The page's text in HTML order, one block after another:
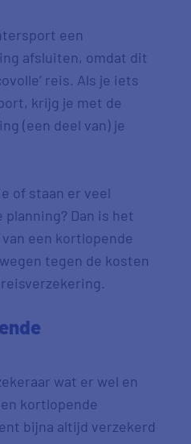
een
afsluiten, omdat dit
reis. Als je iets
krijg je met de
(een deel van) je
of staan er veel
Dan is het
een kortlopende
tegen de kosten
wat er wel en
kortlopende
bijna altijd verzekerd